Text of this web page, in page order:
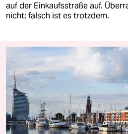
auf der Einkaufsstraße auf.
nicht; falsch ist es trotzdem.